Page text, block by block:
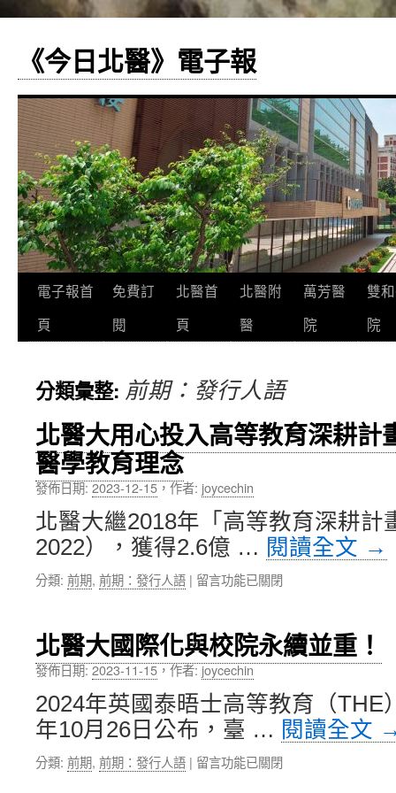
《今日北醫》電子報
跳
至
要
內
容
電子報首
頁
免費訂
閱
北醫首
頁
北醫附
醫
萬芳醫
院
雙
院
分類彙整: 前期：發行人語
北醫大用心投入高等教育深耕計
醫學教育理念
發佈日期:2023-12-15，作者: joycechin
北醫大繼2018年「高等教育深耕計
2022），獲得2.6億 … 閱讀全文 →
分類: 前期, 前期：發行人語 | 在
大
用
心
投
入
高
等
教
育
留言功能已關閉
北醫大國際化與校院永續並重！
發佈日期:2023-11-15，作者: joycechin
2024年英國泰晤士高等教育（THE
年10月26日公布，臺 … 閱讀全文
分類: 前期, 前期：發行人語 | 在
留言功能已關閉